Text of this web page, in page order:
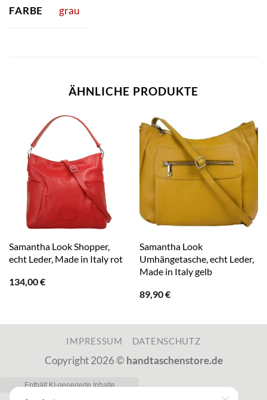
FARBE grau
ÄHNLICHE PRODUKTE
Samantha Look Shopper,
echt Leder, Made in Italy rot
134,00€
Samantha Look
Umhängetasche, echt Leder,
Made in Italy gelb
89,90€
IMPRESSUM DATENSCHUTZ
Copyright 2026 © handtaschenstore.de